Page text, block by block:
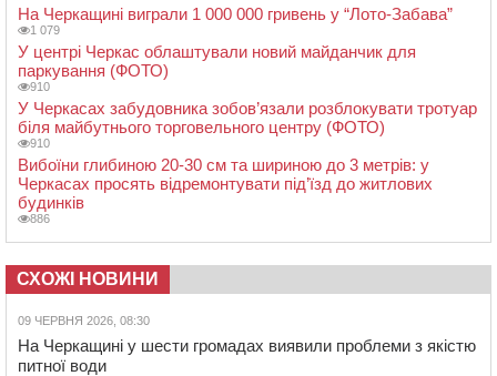
На Черкащині виграли 1 000 000 гривень у “Лото-Забава”
1 079
У центрі Черкас облаштували новий майданчик для
паркування (ФОТО)
910
У Черкасах забудовника зобов’язали розблокувати тротуар
біля майбутнього торговельного центру (ФОТО)
910
Вибоїни глибиною 20-30 см та шириною до 3 метрів: у
Черкасах просять відремонтувати під’їзд до житлових
будинків
886
СХОЖІ НОВИНИ
09 ЧЕРВНЯ 2026, 08:30
На Черкащині у шести громадах виявили проблеми з якістю
питної води